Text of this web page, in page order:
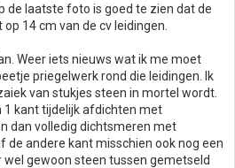
de laatste foto is goed te zien dat de
14 cm van de cv leidingen.
Weer iets nieuws wat ik me moet
priegelwerk rond die leidingen. Ik
van stukjes steen in mortel wordt.
1 kant tijdelijk afdichten met
dan volledig dichtsmeren met
andere kant misschien ook nog een
gewoon steen tussen gemetseld